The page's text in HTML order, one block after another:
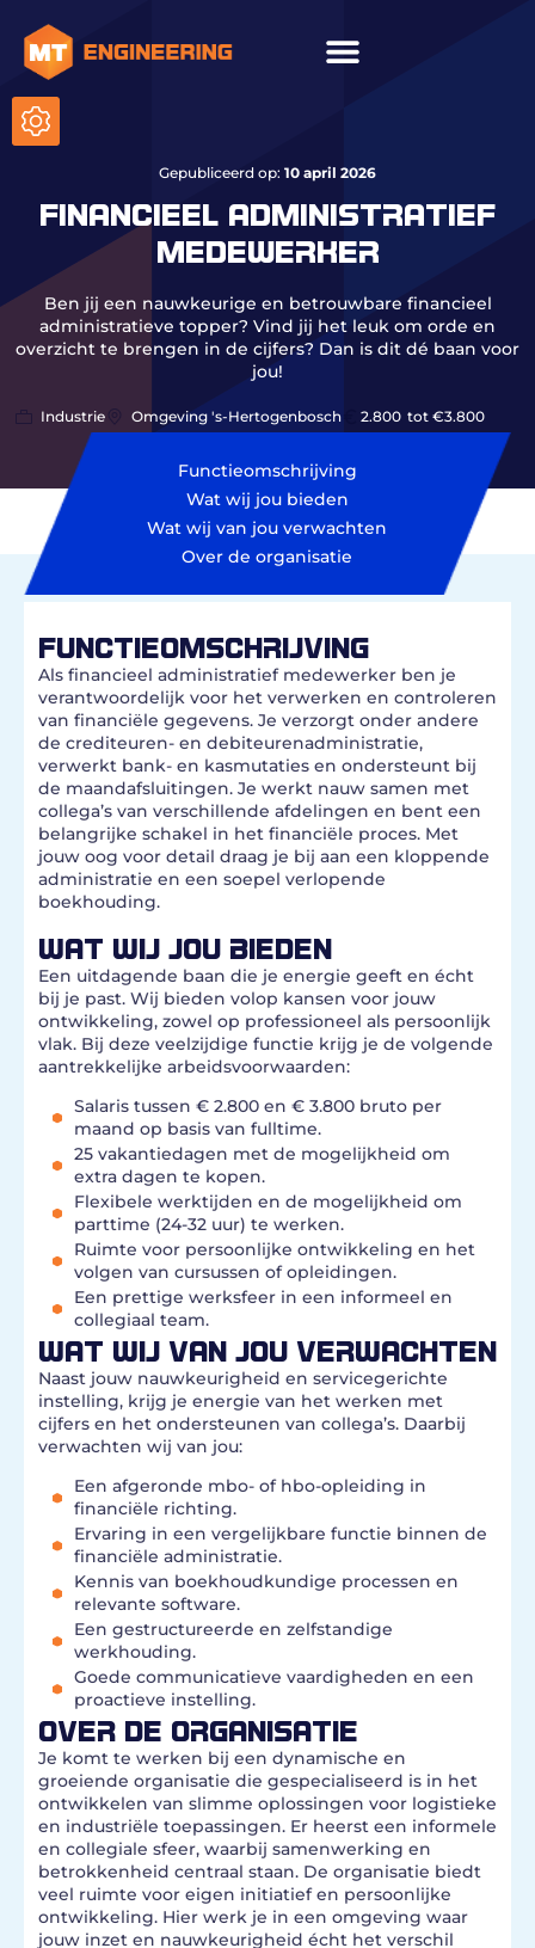
Gepubliceerd op: 10 april 2026
FINANCIEEL ADMINISTRATIEF
MEDEWERKER
Ben jij een nauwkeurige en betrouwbare financieel
administratieve topper? Vind jij het leuk om orde en
overzicht te brengen in de cijfers? Dan is dit dé baan voor
jou!
Industrie Omgeving 's-Hertogenbosch 2.800 tot €3.800
Functieomschrijving
Wat wij jou bieden
Wat wij van jou verwachten
Over de organisatie
FUNCTIEOMSCHRIJVING
Als financieel administratief medewerker ben je
verantwoordelijk voor het verwerken en controleren
van financiële gegevens. Je verzorgt onder andere
de crediteuren- en debiteurenadministratie,
verwerkt bank- en kasmutaties en ondersteunt bij
de maandafsluitingen. Je werkt nauw samen met
collega’s van verschillende afdelingen en bent een
belangrijke schakel in het financiële proces. Met
jouw oog voor detail draag je bij aan een kloppende
administratie en een soepel verlopende
boekhouding.
WAT WIJ JOU BIEDEN
Een uitdagende baan die je energie geeft en écht
bij je past. Wij bieden volop kansen voor jouw
ontwikkeling, zowel op professioneel als persoonlijk
vlak. Bij deze veelzijdige functie krijg je de volgende
aantrekkelijke arbeidsvoorwaarden:
Salaris tussen € 2.800 en € 3.800 bruto per
maand op basis van fulltime.
25 vakantiedagen met de mogelijkheid om
extra dagen te kopen.
Flexibele werktijden en de mogelijkheid om
parttime (24-32 uur) te werken.
Ruimte voor persoonlijke ontwikkeling en het
volgen van cursussen of opleidingen.
Een prettige werksfeer in een informeel en
collegiaal team.
WAT WIJ VAN JOU VERWACHTEN
Naast jouw nauwkeurigheid en servicegerichte
instelling, krijg je energie van het werken met
cijfers en het ondersteunen van collega’s. Daarbij
verwachten wij van jou:
Een afgeronde mbo- of hbo-opleiding in
financiële richting.
Ervaring in een vergelijkbare functie binnen de
financiële administratie.
Kennis van boekhoudkundige processen en
relevante software.
Een gestructureerde en zelfstandige
werkhouding.
Goede communicatieve vaardigheden en een
proactieve instelling.
OVER DE ORGANISATIE
Je komt te werken bij een dynamische en
groeiende organisatie die gespecialiseerd is in het
ontwikkelen van slimme oplossingen voor logistieke
en industriële toepassingen. Er heerst een informele
en collegiale sfeer, waarbij samenwerking en
betrokkenheid centraal staan. De organisatie biedt
veel ruimte voor eigen initiatief en persoonlijke
ontwikkeling. Hier werk je in een omgeving waar
jouw inzet en nauwkeurigheid écht het verschil